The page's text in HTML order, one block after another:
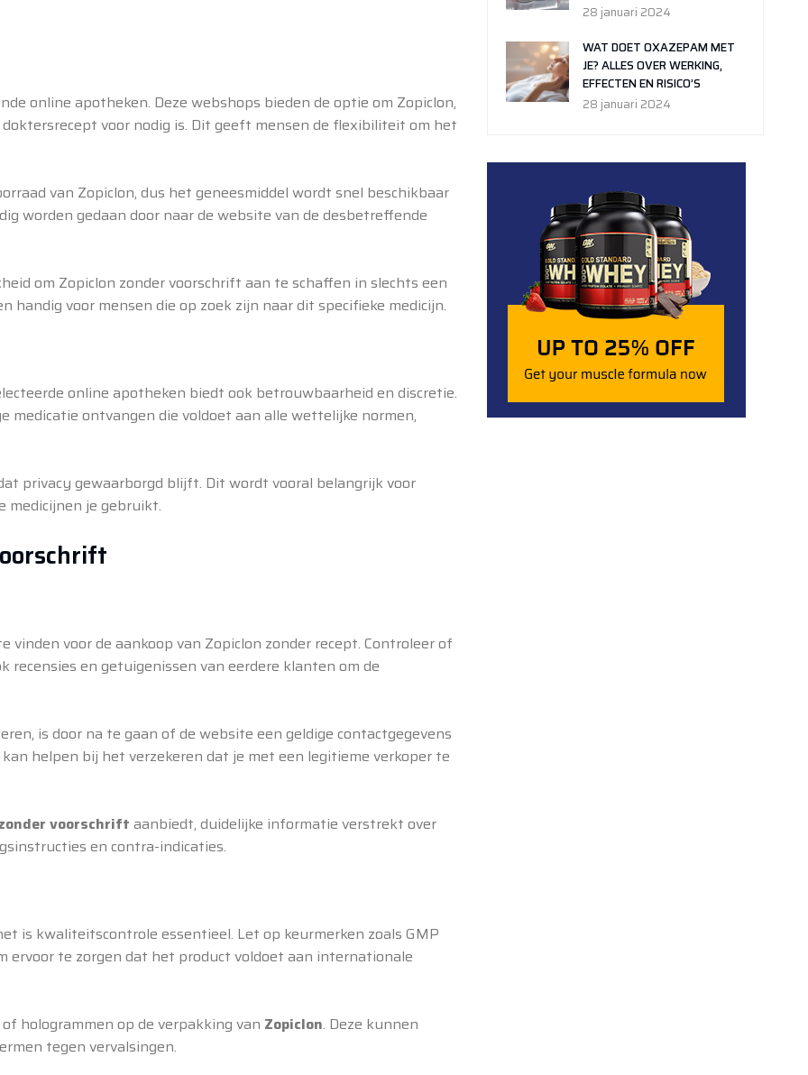
online apotheken. Deze webshops bieden de optie om Zopiclon,
voor nodig is. Dit geeft mensen de flexibiliteit om het
van Zopiclon, dus het geneesmiddel wordt snel beschikbaar
worden gedaan door naar de website van de desbetreffende
om Zopiclon zonder voorschrift aan te schaffen in slechts een
voor mensen die op zoek zijn naar dit specifieke medicijn.
online apotheken biedt ook betrouwbaarheid en discretie.
ontvangen die voldoet aan alle wettelijke normen,
privacy gewaarborgd blijft. Dit wordt vooral belangrijk voor
medicijnen je gebruikt.
vinden voor de aankoop van Zopiclon zonder recept. Controleer of
recensies en getuigenissen van eerdere klanten om de
is door na te gaan of de website een geldige contactgegevens
helpen bij het verzekeren dat je met een legitieme verkoper te
voorschrift aanbiedt, duidelijke informatie verstrekt over
en contra-indicaties.
is kwaliteitscontrole essentieel. Let op keurmerken zoals GMP
ervoor te zorgen dat het product voldoet aan internationale
hologrammen op de verpakking van Zopiclon. Deze kunnen
tegen vervalsingen.
28 januari 2024
WAT DOET OXAZEPAM MET
JE? ALLES OVER WERKING,
EFFECTEN EN RISICO’S
28 januari 2024